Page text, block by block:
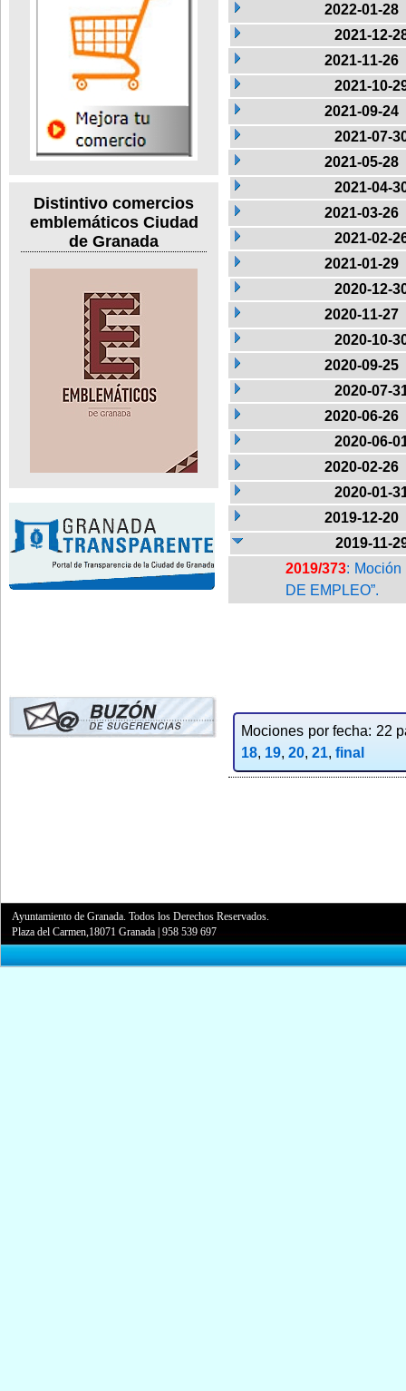
Distintivo comercios
emblemáticos Ciudad
de Granada
2022-01-28
2021-12-
2021-11-26
2021-10-
2021-09-24
2021-07-
2021-05-28
2021-04-
2021-03-26
2021-02-
2021-01-29
2020-12-
2020-11-27
2020-10-
2020-09-25
2020-07-
2020-06-26
2020-06-
2020-02-26
2020-01-
2019-12-20
2019-11-
2019/373:
DE EMPLEO”.
Mociones por fecha: 22
18, 19, 20, 21, final
Ayuntamiento de Granada. Todos los Derechos Reservados.
Plaza del Carmen,18071 Granada |958 539 697